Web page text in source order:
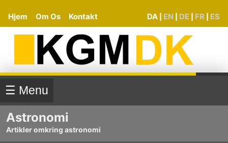
Hjem Om Os Kontakt DA EN DE FR ES
☰ Menu
Astronomi
Artikler omkring astronomi